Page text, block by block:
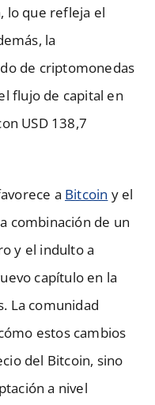
lo que refleja el
la
de criptomonedas
flujo de capital en
USD 138,7
a Bitcoin y el
combinación de un
y el indulto a
capítulo en la
La comunidad
estos cambios
del Bitcoin, sino
a nivel